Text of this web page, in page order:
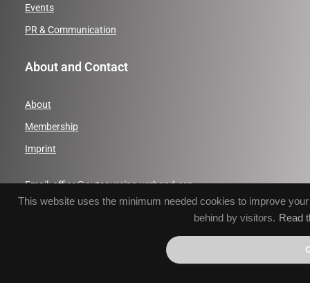
This website uses the minimum needed cookies to improve
behind by visitors. Read
Events
PR & Communication
About and Contact
About
Membership
Imprint
Email:office@outsourcing-verband.org
Phone: +49 (0)391 50558231